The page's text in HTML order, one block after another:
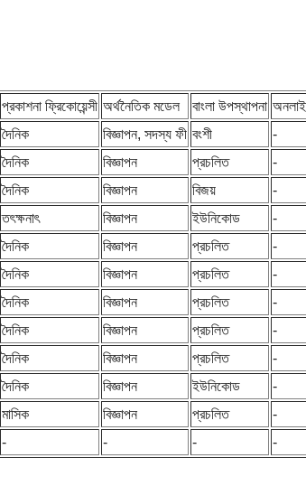
প্রকাশনা ফ্রিকোয়েন্সী অর্থনৈতিক মডেল বাংলা উপস্থাপনা
দৈনিক বিজ্ঞাপন, সদস্য ফী বংশী -
দৈনিক বিজ্ঞাপন প্রচলিত -
দৈনিক বিজ্ঞাপন বিজয় -
তৎক্ষনাৎ বিজ্ঞাপন ইউনিকোড -
দৈনিক বিজ্ঞাপন প্রচলিত -
দৈনিক বিজ্ঞাপন প্রচলিত -
দৈনিক বিজ্ঞাপন প্রচলিত -
দৈনিক বিজ্ঞাপন প্রচলিত -
দৈনিক বিজ্ঞাপন প্রচলিত -
দৈনিক বিজ্ঞাপন ইউনিকোড -
মাসিক বিজ্ঞাপন প্রচলিত -
- - - -